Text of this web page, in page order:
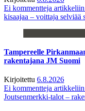
Ei kommentteja artikkeliin
kisaajaa – voittaja selviää
Tampereelle
rakentajana JM Suomi
Kirjoitettu 6.8.2026
Ei kommentteja artikkeliin
Joutsenmerkki-talot –